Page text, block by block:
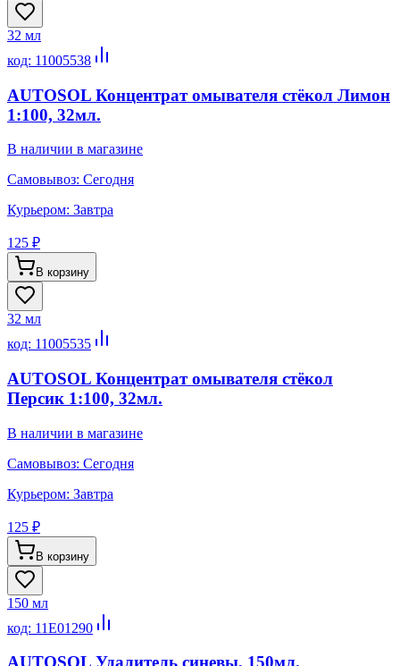
32 мл
код: 11005538
AUTOSOL Концентрат омывателя стёкол Лимон
1:100, 32мл.
В наличии в магазине
Самовывоз: Сегодня
Курьером: Завтра
125 ₽
В корзину
32 мл
код: 11005535
AUTOSOL Концентрат омывателя стёкол
Персик 1:100, 32мл.
В наличии в магазине
Самовывоз: Сегодня
Курьером: Завтра
125 ₽
В корзину
150 мл
код: 11E01290